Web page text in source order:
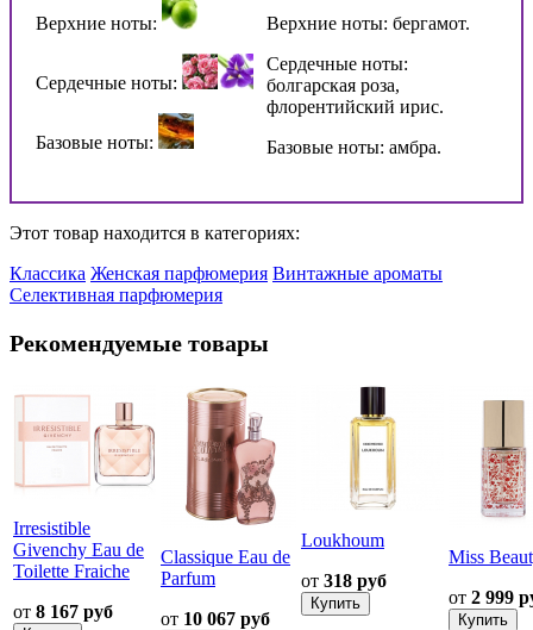
Верхние ноты:
Сердечные ноты:
Базовые ноты:
Верхние ноты: бергамот.
Сердечные ноты:
болгарская роза,
флорентийский ирис.
Базовые ноты: амбра.
Этот товар находится в категориях:
Классика Женская парфюмерия Винтажные ароматы
Селективная парфюмерия
Рекомендуемые товары
Irresistible
Givenchy Eau de
Toilette Fraiche
от 8 167 руб
Classique Eau de
Parfum
от 10 067 руб
Loukhoum
от 318 руб
Miss
от 2 999